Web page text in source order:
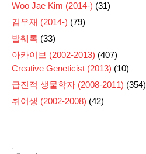
Woo Jae Kim (2014-) (31)
김우재 (2014-) (79)
발췌록 (33)
아카이브 (2002-2013) (407)
Creative Geneticist (2013) (10)
급진적 생물학자 (2008-2011) (354)
취어생 (2002-2008) (42)